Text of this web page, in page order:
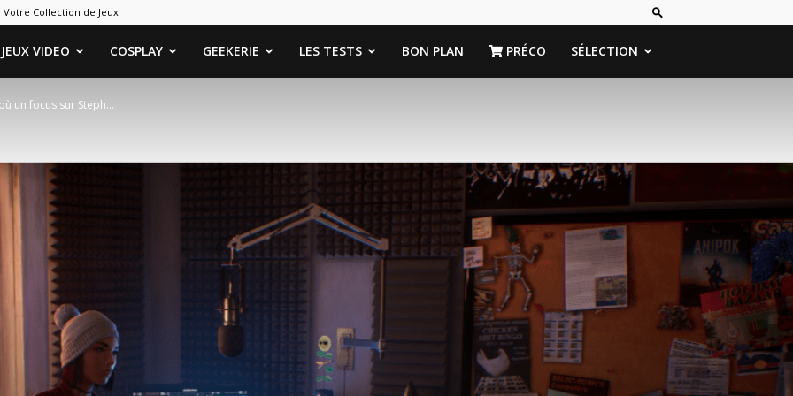
Votre Collection de Jeux
JEUX VIDEO COSPLAY GEEKERIE LES TESTS BON PLAN PRÉCO SÉLECTION
un focus sur Steph…